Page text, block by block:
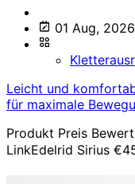
01 Aug, 2026
Leicht und
für maximale
Produkt Preis
LinkEdelrid Sirius